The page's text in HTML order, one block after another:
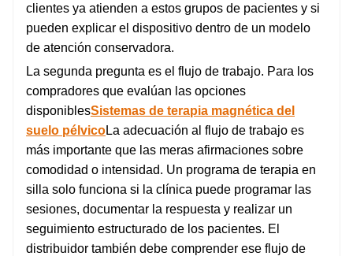
clientes ya atienden a estos grupos de pacientes y si
pueden explicar el dispositivo dentro de un modelo
de atención conservadora.
La segunda pregunta es el flujo de trabajo. Para los
compradores que evalúan las opciones
disponiblesSistemas de terapia magnética del
suelo pélvicoLa adecuación al flujo de trabajo es
más importante que las meras afirmaciones sobre
comodidad o intensidad. Un programa de terapia en
silla solo funciona si la clínica puede programar las
sesiones, documentar la respuesta y realizar un
seguimiento estructurado de los pacientes. El
distribuidor también debe comprender ese flujo de